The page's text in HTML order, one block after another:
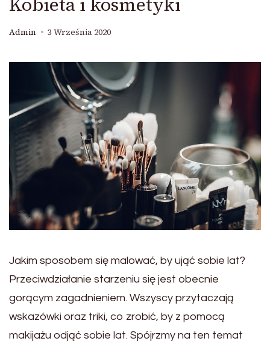
Admin 3 Września 2020
Jakim sposobem się malować, by ująć sobie lat?
Przeciwdziałanie starzeniu się jest obecnie
gorącym zagadnieniem. Wszyscy przytaczają
wskazówki oraz triki, co zrobić, by z pomocą
makijażu odjąć sobie lat. Spójrzmy na ten temat